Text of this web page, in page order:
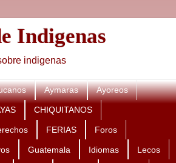
Indigenas
indigenas
Aymaras Ayoreos
CHIQUITANOS
FERIAS Foros
Guatemala Idiomas Lecos